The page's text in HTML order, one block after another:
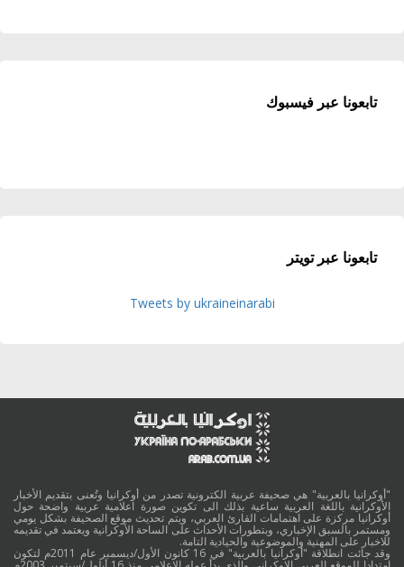
تابعونا عبر فيسبوك
تابعونا عبر تويتر
Tweets by ukraineinarabi
"أوكرانيا بالعربية" هي صحيفة عربية الكترونية تصدر من أوكرانيا وتُعنى بتقديم الأخبار
الأوكرانية باللغة العربية ساعية بذلك الى تكوين صورة اعلامية عربية واضحة حول
أوكرانيا مركزة على اهتمامات القارئ العربي، ويتم تحديث موقع الصحيفة بشكل يومي
ومستمر بالسبق الإخباري، وبتطورات الأحداث على الساحة الأوكرانية ويعتمد في تقديمه
للاخبار على المهنية والموضوعية والحيادية التامة.
وقد جائت انطلاقة "أوكرانيا بالعربية" في 16 كانون الأول/ديسمبر عام 2011م لتكون